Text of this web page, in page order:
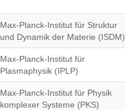
Max-Planck-Institut für Struktur
und Dynamik der Materie (ISDM)
Max-Planck-Institut für
Plasmaphysik (IPLP)
Max-Planck-Institut für Physik
komplexer Systeme (PKS)